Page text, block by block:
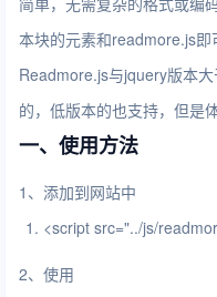
本块的元素和readmore.js即
Readmore.js与jquery版本
的，低版本的也支持，但是
一、使用方法
1、添加到网站中
<script src="../js/
2、使用